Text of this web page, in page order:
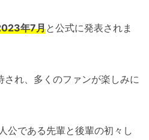
年7月と公式に発表されま
され、多くのファンが楽しみに
公である先輩と後輩の初々し